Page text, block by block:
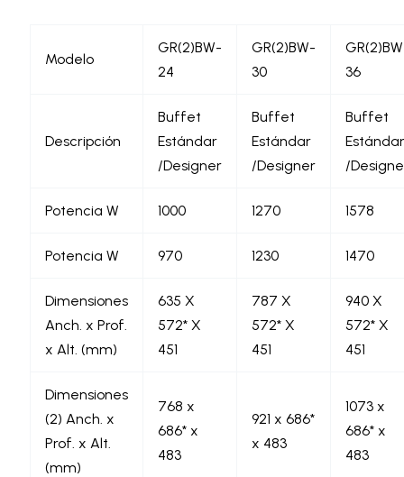
Modelo
GR(2)BW-
24
GR(2)BW-
30
36
Descripción
Buffet
Estándar
/Designer
Buffet
Estándar
/Designer
Buffet
Estándar
/
Potencia W 1000 1270 1578
Potencia W 970 1230 1470
Dimensiones
Anch. x Prof.
x Alt. (mm)
635 X
572* X
451
787 X
572* X
451
940 X
572* X
451
Dimensiones
(2) Anch. x
Prof. x Alt.
(mm)
768 x
686* x
483
921 x 686*
x 483
1073 x
686* x
483